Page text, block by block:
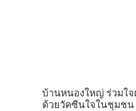
บ้านหนองใหญ่ ร่วมใ
ด้วยวัคซีนใจในชุมชน